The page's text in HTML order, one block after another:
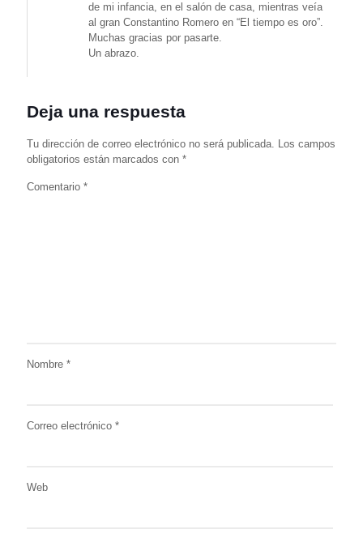
de mi infancia, en el salón de casa, mientras veía
al gran Constantino Romero en “El tiempo es oro”.
Muchas gracias por pasarte.
Un abrazo.
Deja una respuesta
Tu dirección de correo electrónico no será publicada. Los campos
obligatorios están marcados con *
Comentario *
Nombre *
Correo electrónico *
Web